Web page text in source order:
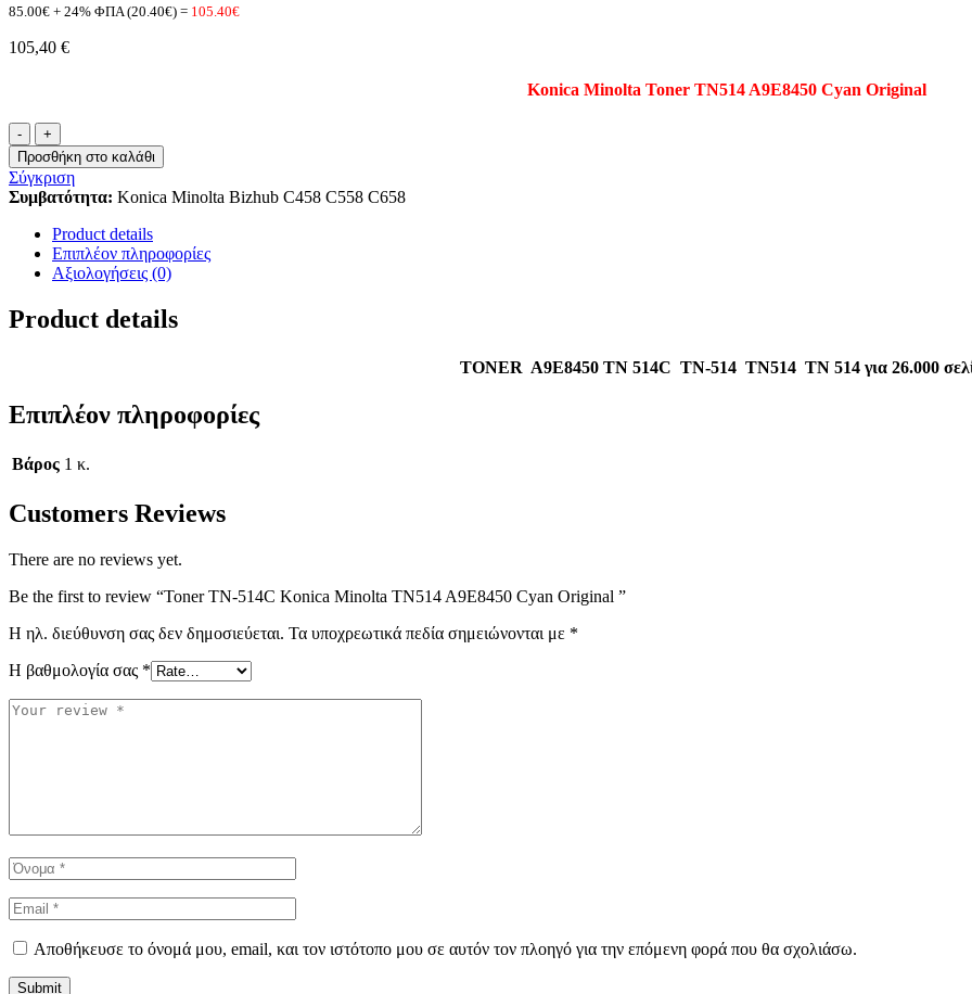
85.00€ + 24% ΦΠΑ (20.40€) = 105.40€
105,40 €
Konica Minolta Toner TN514 A9E8450 Cyan Original
Toner
TN-
514C
Konica
Minolta
TN514
A9E8450
Cyan Original
ποσότητα
Προσθήκη στο καλάθι
Σύγκριση
Συμβατότητα: Konica Minolta Bizhub C458 C558 C658
Product details
Επιπλέον πληροφορίες
Αξιολογήσεις (0)
Product details
TONER A9E8450 TN 514C TN-514 TN514 TN 514 για 26.000
Επιπλέον πληροφορίες
Βάρος 1 κ.
Customers Reviews
There are no reviews yet.
Be the first to review “Toner TN-514C Konica Minolta TN514 A9E8450 Cyan Original ”
Η ηλ. διεύθυνση σας δεν δημοσιεύεται. Τα υποχρεωτικά πεδία σημειώνονται με *
Η βαθμολογία σας *
Αποθήκευσε το όνομά μου, email, και τον ιστότοπο μου σε αυτόν τον πλοηγό για την επόμενη φορά που θα σχολιάσω.